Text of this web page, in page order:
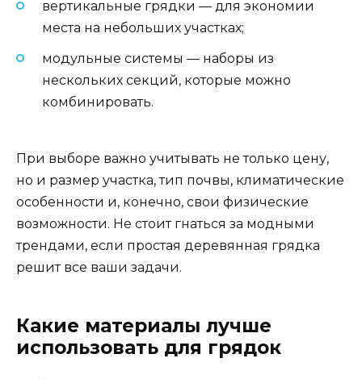
вертикальные грядки — для экономии
места на небольших участках;
модульные системы — наборы из
нескольких секций, которые можно
комбинировать.
При выборе важно учитывать не только цену,
но и размер участка, тип почвы, климатические
особенности и, конечно, свои физические
возможности. Не стоит гнаться за модными
трендами, если простая деревянная грядка
решит все ваши задачи.
Какие материалы лучше
использовать для грядок